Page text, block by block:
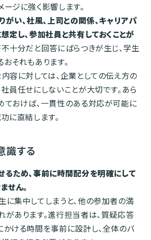
ジに強く影響します。
がい、社風、上司との関係、キャリアパ
定し、参加社員と共有しておくことが
十分だと回答にばらつきが生じ、学生
それもあります。
容に対しては、企業としての伝え方の
員任せにしないことが大切です。あら
ておけば、一貫性のある対応が可能に
に直結します。
識する
るため、事前に時間配分を明確にして
せん。
集中してしまうと、他の参加者の満
あります。進行担当者は、質疑応答
ける時間を事前に設計し、全体のバ